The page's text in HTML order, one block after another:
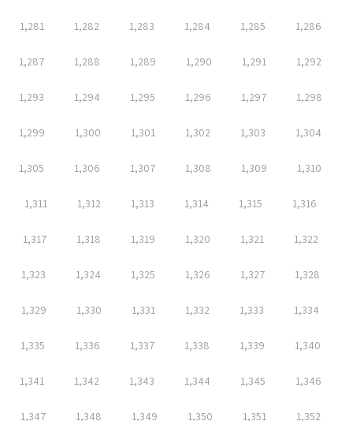
1,281 1,282 1,283 1,284 1,285 1,286
1,287 1,288 1,289 1,290 1,291 1,292
1,293 1,294 1,295 1,296 1,297 1,298
1,299 1,300 1,301 1,302 1,303 1,304
1,305 1,306 1,307 1,308 1,309 1,310
1,311 1,312 1,313 1,314 1,315 1,316
1,317 1,318 1,319 1,320 1,321 1,322
1,323 1,324 1,325 1,326 1,327 1,328
1,329 1,330 1,331 1,332 1,333 1,334
1,335 1,336 1,337 1,338 1,339 1,340
1,341 1,342 1,343 1,344 1,345 1,346
1,347 1,348 1,349 1,350 1,351 1,352